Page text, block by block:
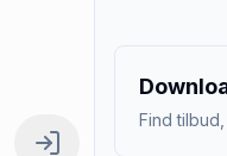
Find